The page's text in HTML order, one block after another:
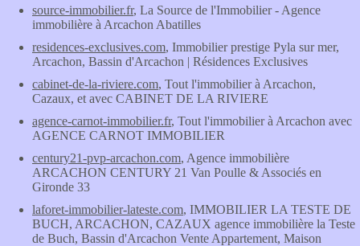
source-immobilier.fr, La Source de l'Immobilier - Agence
immobilière à Arcachon Abatilles
residences-exclusives.com, Immobilier prestige Pyla sur mer,
Arcachon, Bassin d'Arcachon | Résidences Exclusives
cabinet-de-la-riviere.com, Tout l'immobilier à Arcachon,
Cazaux, et avec CABINET DE LA RIVIERE
agence-carnot-immobilier.fr, Tout l'immobilier à Arcachon avec
AGENCE CARNOT IMMOBILIER
century21-pvp-arcachon.com, Agence immobilière
ARCACHON CENTURY 21 Van Poulle & Associés en
Gironde 33
laforet-immobilier-lateste.com, IMMOBILIER LA TESTE DE
BUCH, ARCACHON, CAZAUX agence immobilière la Teste
de Buch, Bassin d'Arcachon Vente Appartement, Maison